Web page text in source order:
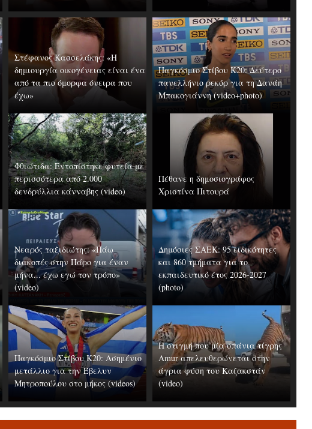
Στέφανος Κασσελάκης: «Η
δημιουργία οικογένειας είναι ένα
από τα πιο όμορφα όνειρα που
έχω»
Παγκόσμιο Στίβου Κ20: Δεύτερο
πανελλήνιο ρεκόρ για τη Δανάη
Μπακογιάννη (video+photo)
Φθιώτιδα: Εντοπίστηκε φυτεία με
περισσότερα από 2.000
δενδρύλλια κάνναβης (video)
Πέθανε η δημοσιογράφος
Χριστίνα Πιτουρά
Νεαρός ταξιδιώτης: «Πάω
διακοπές στην Πάρο για έναν
μήνα... έχω εγώ τον τρόπο»
(video)
Δημόσιες ΣΑΕΚ: 95 ειδικότητες
και 860 τμήματα για το
εκπαιδευτικό έτος 2026-2027
(photo)
Παγκόσμιο Στίβου Κ20: Ασημένιο
μετάλλιο για την Έβελυν
Μητροπούλου στο μήκος (videos)
Η στιγμή που μία σπάνια τίγρης
Amur απελευθερώνεται στην
άγρια φύση του Καζακστάν
(video)